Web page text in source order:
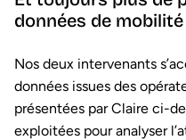
données de mobilité
Nos deux intervenants
données issues des
présentées par Claire ci-
exploitées pour analyser